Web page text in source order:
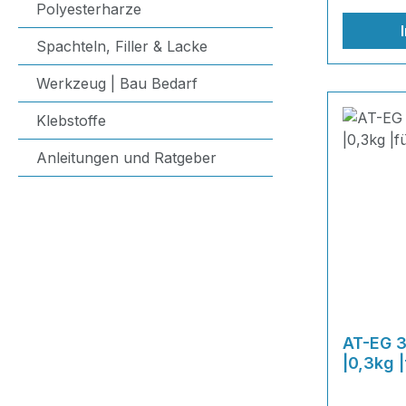
Polyesterharze
Spachteln, Filler & Lacke
Werkzeug | Bau Bedarf
Klebstoffe
Anleitungen und Ratgeber
AT-EG
|0,3kg